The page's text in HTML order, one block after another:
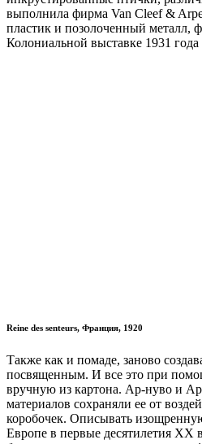
выполнила фирма Van Cleef &
пластик и позолоченный металл,
Колониальной выставке 1931
Reine des senteurs, Франция, 1920
Также как и помаде, заново
посвященным. И все это при
вручную из картона. Ар-нуво и
материалов сохраняли ее от
коробочек. Описывать
Европе в первые десятилетия ХХ